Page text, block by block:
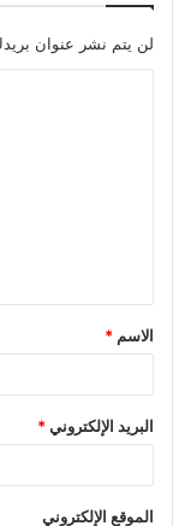
لن يتم نشر عنوان
الاسم *
البريد الإلكتروني*
الموقع الإلكتروني